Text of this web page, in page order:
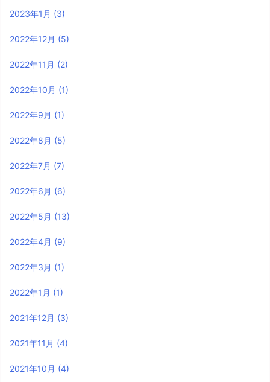
2023年1月 (3)
2022年12月 (5)
2022年11月 (2)
2022年10月 (1)
2022年9月 (1)
2022年8月 (5)
2022年7月 (7)
2022年6月 (6)
2022年5月 (13)
2022年4月 (9)
2022年3月 (1)
2022年1月 (1)
2021年12月 (3)
2021年11月 (4)
2021年10月 (4)